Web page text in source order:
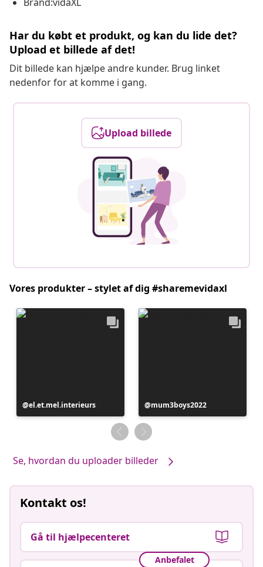
Har du købt et produkt, og kan du lide det?
Upload et billede af det!
Dit billede kan hjælpe andre kunder. Brug linket
nedenfor for at komme i gang.
Upload billede
Vores produkter – stylet af dig #sharemevidaxl
Opslag
offentliggjort
el.et.mel.interieurs
Opslag
offentliggjort
af
mum3boys2022
Se, hvordan du uploader billeder
Kontakt os!
Gå til hjælpecenteret
Anbefalet